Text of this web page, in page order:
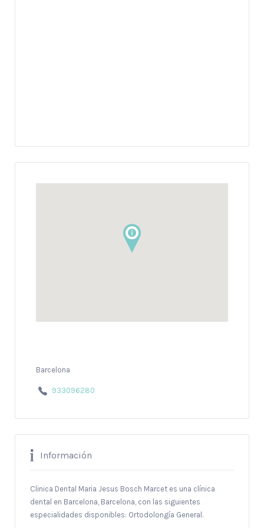
Barcelona
933096280
Información
Clinica Dental Maria Jesus Bosch Marcet es una clínica
dental en Barcelona, Barcelona, con las siguientes
especialidades disponibles: Ortodolongía General.